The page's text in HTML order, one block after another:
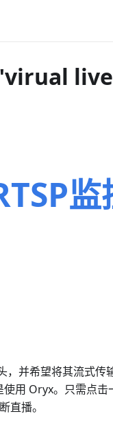
监
，并希望将其流式传
用 Oryx。只需点击
直播。